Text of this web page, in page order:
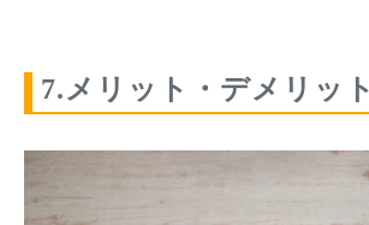
7.メリット・デメリット